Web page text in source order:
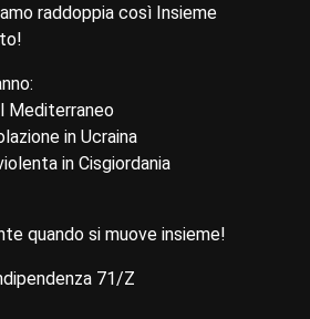
raddoppia così Insieme
Mediterraneo
in Ucraina
in Cisgiordania
quando si muove insieme!
71/Z